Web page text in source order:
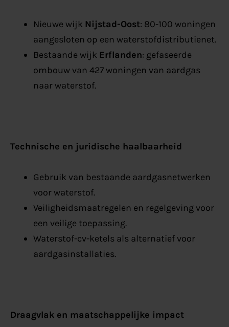
Nieuwe wijk Nijstad-Oost: 80-100 woningen
aangesloten op een waterstofdistributienet.
Bestaande wijk Erflanden: gefaseerde
ombouw van 427 woningen van aardgas
naar waterstof.
Technische en juridische haalbaarheid
Gebruik van bestaande aardgasnetwerken
voor waterstof.
Veiligheidsmaatregelen en regelgeving voor
een veilige toepassing.
Waterstof-cv-ketels als alternatief voor
aardgasinstallaties.
Draagvlak en maatschappelijke impact